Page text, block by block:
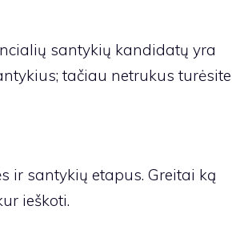
santykių kandidatų yra
tačiau netrukus turėsite
ir santykių etapus. Greitai ką
ieškoti.